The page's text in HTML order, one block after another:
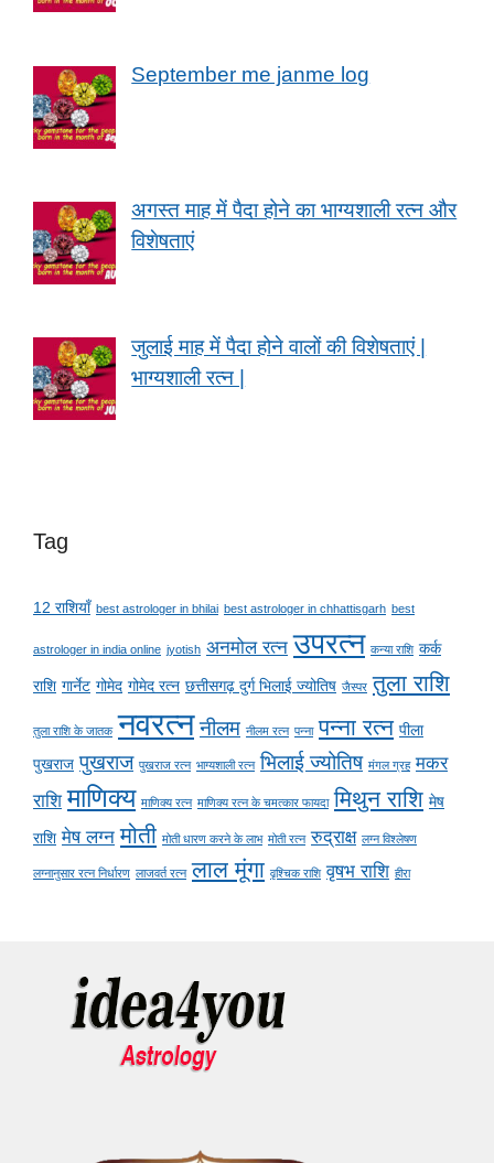
September me janme log
अगस्त माह में पैदा होने का भाग्यशाली रत्न और
विशेषताएं
जुलाई माह में पैदा होने वालों की विशेषताएं |
भाग्यशाली रत्न |
Tag
12 राशियाँ best astrologer in bhilai best astrologer in chhattisgarh best
astrologer in india online jyotish अनमोल रत्न उपरत्न कन्या राशि कर्क
राशि गार्नेट गोमेद गोमेद रत्न छत्तीसगढ़ दुर्ग भिलाई ज्योतिष जैस्पर तुला राशि
तुला राशि के जातक नवरत्न नीलम नीलम रत्न पन्ना पन्ना रत्न पीला
पुखराज पुखराज पुखराज रत्न भाग्यशाली रत्न भिलाई ज्योतिष मंगल ग्रह मकर
राशि माणिक्य माणिक्य रत्न माणिक्य रत्न के चमत्कार फायदा मिथुन राशि मेष
राशि मेष लग्न मोती मोती धारण करने के लाभ मोती रत्न रुद्राक्ष लग्न विश्लेषण
लग्नानुसार रत्न निर्धारण लाजवर्त रत्न लाल मूंगा वृश्चिक राशि वृषभ राशि हीरा